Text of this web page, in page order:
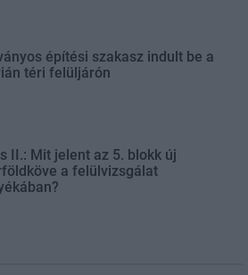
építési szakasz indult be a
téri felüljárón
II.: Mit jelent az 5. blokk új
a felülvizsgálat